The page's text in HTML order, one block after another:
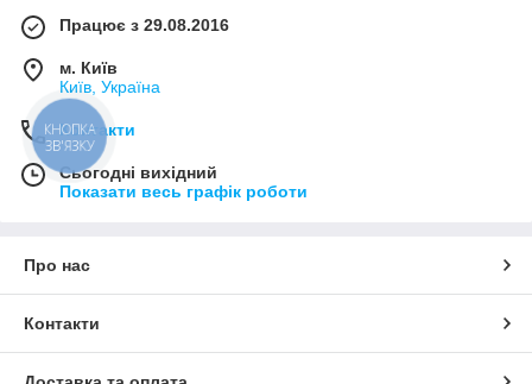
Працює з 29.08.2016
м. Київ
Київ, Україна
Контакти
Сьогодні вихідний
Показати весь графік роботи
Про нас
Контакти
КНОПКА
ЗВ'ЯЗКУ